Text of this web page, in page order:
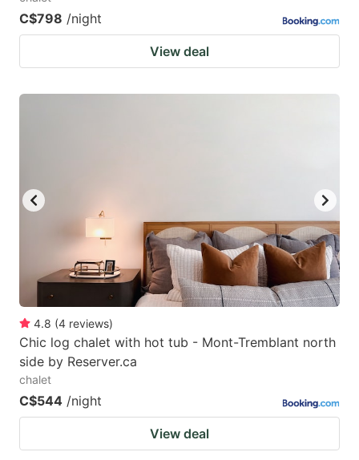
C$798 /night
View deal
4.8 (4 reviews)
Chic log chalet with hot tub - Mont-Tremblant north
side by Reserver.ca
chalet
C$544 /night
View deal